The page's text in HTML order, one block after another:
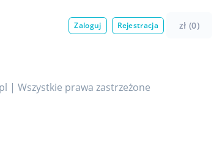
Zaloguj Rejestracja zł (0)
| Wszystkie prawa zastrzeżone